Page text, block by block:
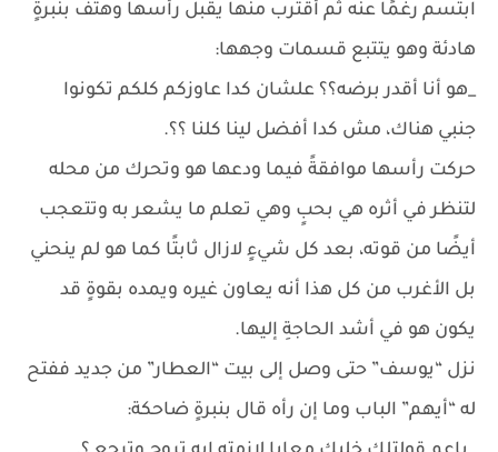
ابتسم رغمًا عنه ثم أقترب منها يقبل رأسها وهتف بنبرةٍ
هادئة وهو يتتبع قسمات وجهها:
_هو أنا أقدر برضه؟؟ علشان كدا عاوزكم كلكم تكونوا
جنبي هناك، مش كدا أفضل لينا كلنا ؟؟.
حركت رأسها موافقةً فيما ودعها هو وتحرك من محله
لتنظر في أثره هي بحبٍ وهي تعلم ما يشعر به وتتعجب
أيضًا من قوته، بعد كل شيءٍ لازال ثابتًا كما هو لم ينحني
بل الأغرب من كل هذا أنه يعاون غيره ويمده بقوةٍ قد
يكون هو في أشد الحاجةِ إليها.
نزل “يوسف” حتى وصل إلى بيت “العطار” من جديد ففتح
له “أيهم” الباب وما إن رأه قال بنبرةٍ ضاحكة: